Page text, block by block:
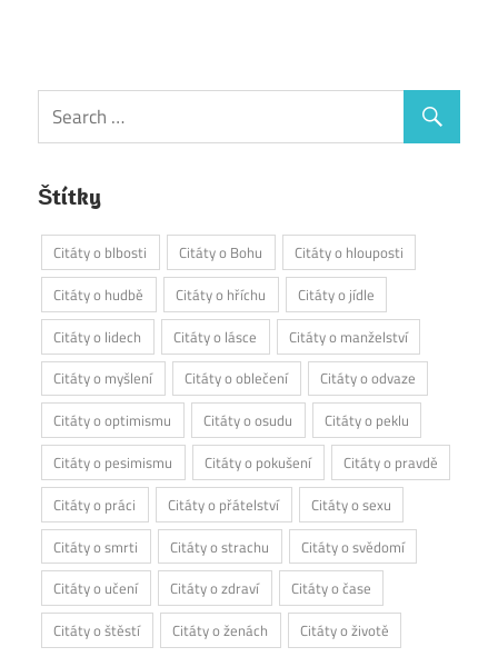
Štítky
Citáty o blbosti Citáty o Bohu
Citáty o hlouposti
Citáty o hudbě
Citáty o hříchu
Citáty o jídle
Citáty o lidech
Citáty o lásce
Citáty o manželství
Citáty o myšlení
Citáty o oblečení
Citáty o odvaze
Citáty o optimismu
Citáty o osudu
Citáty o peklu
Citáty o pesimismu
Citáty o pokušení
Citáty o pravdě
Citáty o práci
Citáty o přátelství
Citáty o sexu
Citáty o smrti
Citáty o strachu
Citáty o svědomí
Citáty o učení
Citáty o zdraví
Citáty o čase
Citáty o štěstí
Citáty o ženách Citáty o životě